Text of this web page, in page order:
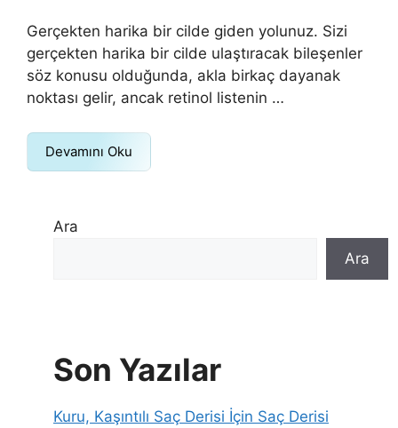
Gerçekten harika bir cilde giden yolunuz. Sizi
gerçekten harika bir cilde ulaştıracak bileşenler
söz konusu olduğunda, akla birkaç dayanak
noktası gelir, ancak retinol listenin …
Devamını Oku
Ara
Ara
Son Yazılar
Kuru, Kaşıntılı Saç Derisi İçin Saç Derisi